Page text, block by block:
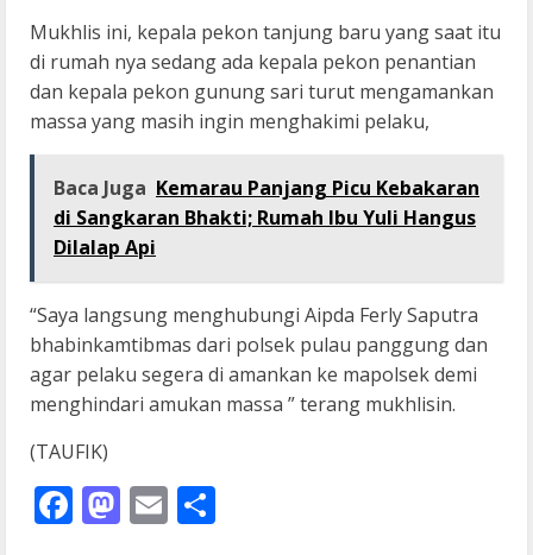
Mukhlis ini, kepala pekon tanjung baru yang saat itu
di rumah nya sedang ada kepala pekon penantian
dan kepala pekon gunung sari turut mengamankan
massa yang masih ingin menghakimi pelaku,
Baca Juga Kemarau Panjang Picu Kebakaran
di Sangkaran Bhakti; Rumah Ibu Yuli Hangus
Dilalap Api
“Saya langsung menghubungi Aipda Ferly Saputra
bhabinkamtibmas dari polsek pulau panggung dan
agar pelaku segera di amankan ke mapolsek demi
menghindari amukan massa ” terang mukhlisin.
(TAUFIK)
Facebook
Mastodon
Email